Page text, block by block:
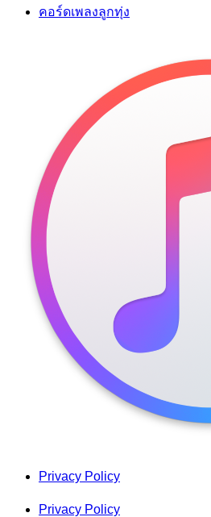
คอร์ดเพลงลูกทุ่ง
Privacy Policy
Privacy Policy